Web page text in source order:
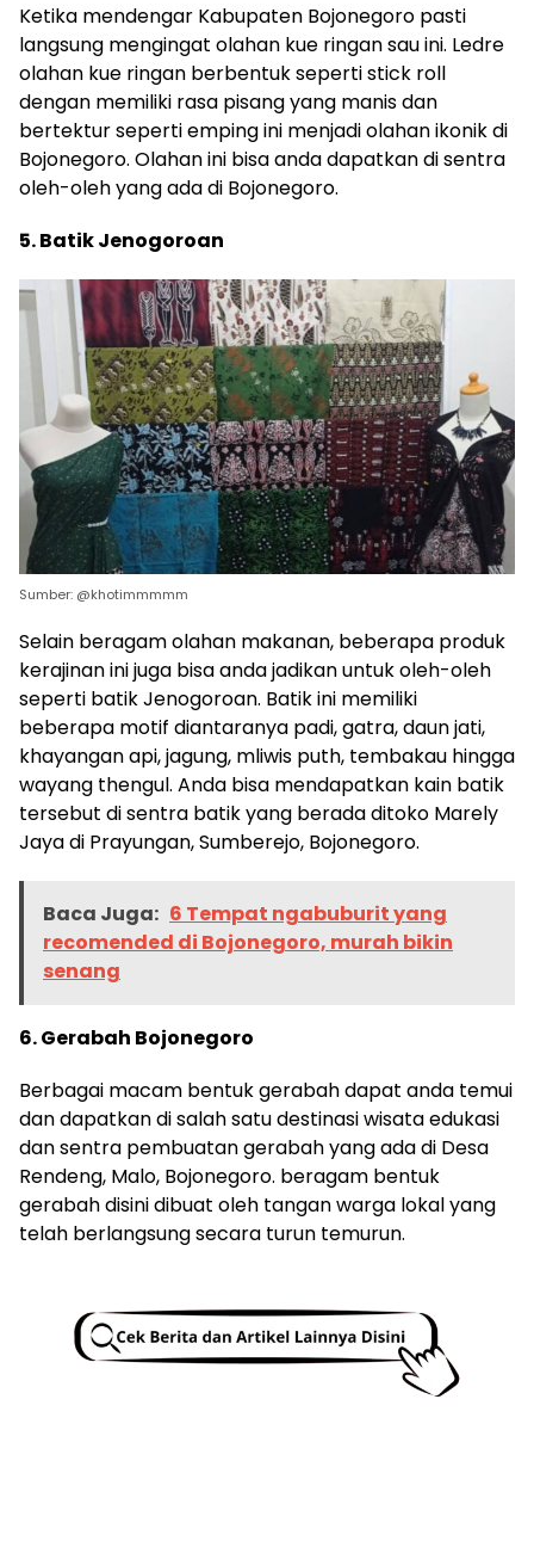
Ketika mendengar Kabupaten Bojonegoro pasti
langsung mengingat olahan kue ringan sau ini. Ledre
olahan kue ringan berbentuk seperti stick roll
dengan memiliki rasa pisang yang manis dan
bertektur seperti emping ini menjadi olahan ikonik di
Bojonegoro. Olahan ini bisa anda dapatkan di sentra
oleh-oleh yang ada di Bojonegoro.
5. Batik Jenogoroan
Sumber: @khotimmmmm
Selain beragam olahan makanan, beberapa produk
kerajinan ini juga bisa anda jadikan untuk oleh-oleh
seperti batik Jenogoroan. Batik ini memiliki
beberapa motif diantaranya padi, gatra, daun jati,
khayangan api, jagung, mliwis puth, tembakau hingga
wayang thengul. Anda bisa mendapatkan kain batik
tersebut di sentra batik yang berada ditoko Marely
Jaya di Prayungan, Sumberejo, Bojonegoro.
Baca Juga: 6 Tempat ngabuburit yang
recomended di Bojonegoro, murah bikin
senang
6. Gerabah Bojonegoro
Berbagai macam bentuk gerabah dapat anda temui
dan dapatkan di salah satu destinasi wisata edukasi
dan sentra pembuatan gerabah yang ada di Desa
Rendeng, Malo, Bojonegoro. beragam bentuk
gerabah disini dibuat oleh tangan warga lokal yang
telah berlangsung secara turun temurun.